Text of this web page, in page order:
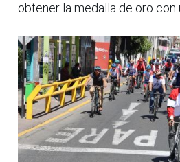
obtener la medalla de oro con